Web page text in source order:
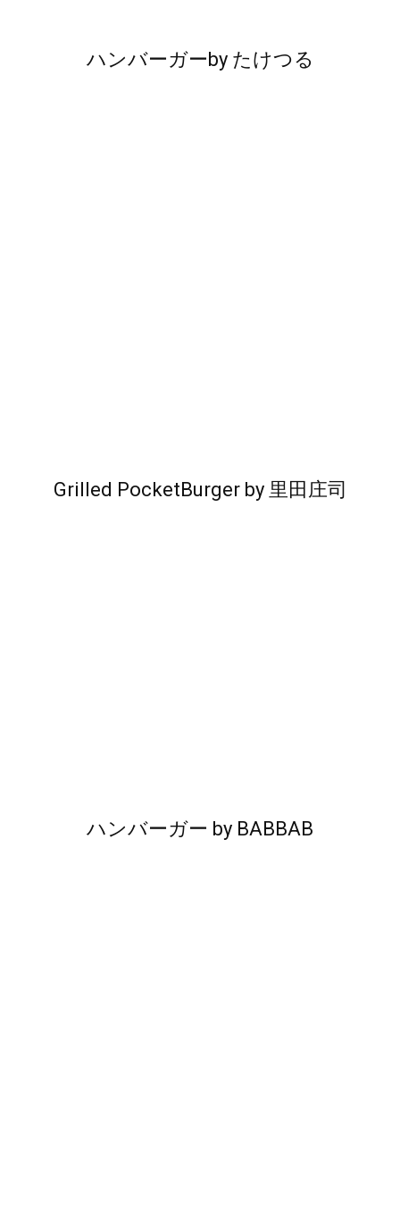
ハンバーガーbyたけつる
Grilled PocketBurgerby里田庄司
ハンバーガー by BABBAB